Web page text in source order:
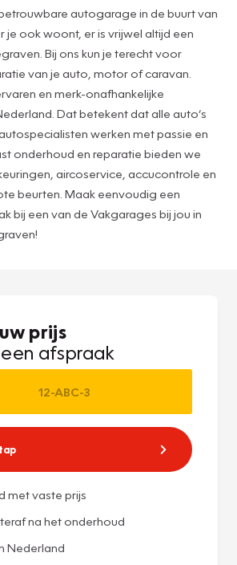
autogarage in de buurt van
je ook woont, er is vrijwel altijd een
Bij ons kun je terecht voor
van je auto, motor of caravan.
en merk-onafhankelijke
Dat betekent dat alle auto’s
werken met passie en
onderhoud en reparatie bieden we
aircoservice, accucontrole en
beurten. Maak eenvoudig een
bij een van de Vakgarages bij jou in
prijs
afspraak
met vaste prijs
na het onderhoud
Nederland